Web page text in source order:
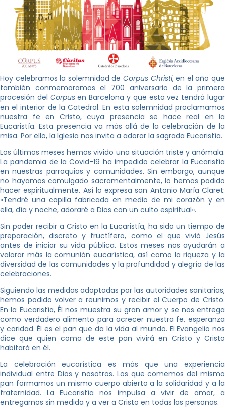
Hoy celebramos la solemnidad de Corpus Christi, en el año que
también conmemoramos el 700 aniversario de la primera
procesión del Corpusen Barcelona y que esta vez tendrá lugar
en el interior de la Catedral. En esta solemnidad proclamamos
nuestra fe en Cristo, cuya presencia se hace real en la
Eucaristía. Esta presencia va más allá de la celebración de la
misa. Por ello, la Iglesia nos invita a adorar la sagrada Eucaristía.
Los últimos meses hemos vivido una situación triste y anómala.
La pandemia de la Covid-19 ha impedido celebrar la Eucaristía
en nuestras parroquias y comunidades. Sin embargo, aunque
no hayamos comulgado sacramentalmente, lo hemos podido
hacer espiritualmente. Así lo expresa san Antonio María Claret:
«Tendré una capilla fabricada en medio de mi corazón y en
ella, día y noche, adoraré a Dios con un culto espiritual».
Sin poder recibir a Cristo en la Eucaristía, ha sido un tiempo de
preparación, discreto y fructífero, como el que vivió Jesús
antes de iniciar su vida pública. Estos meses nos ayudarán a
valorar más la comunión eucarística, así como la riqueza y la
diversidad de las comunidades y la profundidad y alegría de las
celebraciones.
Siguiendo las medidas adoptadas por las autoridades sanitarias,
hemos podido volver a reunirnos y recibir el Cuerpo de Cristo.
En la Eucaristía, Él nos muestra su gran amor y se nos entrega
como verdadero alimento para acrecer nuestra fe, esperanza
y caridad. Él es el pan que da la vida al mundo. El Evangelio nos
dice que quien coma de este pan vivirá en Cristo y Cristo
habitará en él.
La celebración eucarística es más que una experiencia
individual entre Dios y nosotros. Los que comemos del mismo
pan formamos un mismo cuerpo abierto a la solidaridad y a la
fraternidad. La Eucaristía nos impulsa a vivir de amor, a
entregarnos sin medida y a ver a Cristo en todas las personas.